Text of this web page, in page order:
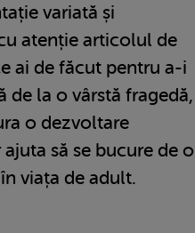
variată și
atenție articolul de
ai de făcut pentru a-i
la o vârstă fragedă,
o dezvoltare
să se bucure de o
viața de adult.